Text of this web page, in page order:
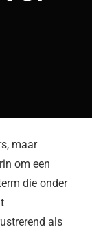
maar
om een
die onder
als